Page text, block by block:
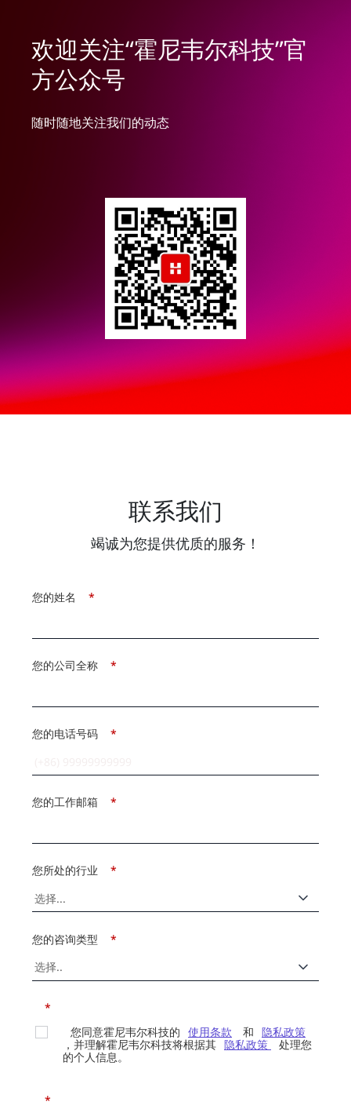
欢迎关注“霍尼韦尔科技”官
方公众号
随时随地关注我们的动态
联系我们
竭诚为您提供优质的服务！
*
您的姓名
*
您的公司全称
*
您的电话号码
*
您的工作邮箱
*
您所处的行业
*
您的咨询类型
*
您同意霍尼韦尔科技的 使用条款 和 隐私政策
，并理解霍尼韦尔科技将根据其 隐私政策
处理您
的个人信息。